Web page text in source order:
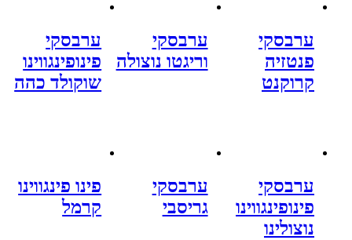
ערבסקי
פנטזיה
קרוקנט
ערבסקי
וריגטו נוצולה
ערבסקי
פינופינגווינו
שוקולד כהה
ערבסקי
פינופינגווינו
נוצולינו
ערבסקי
גריסבי
פינו פינגווינו
קרמל